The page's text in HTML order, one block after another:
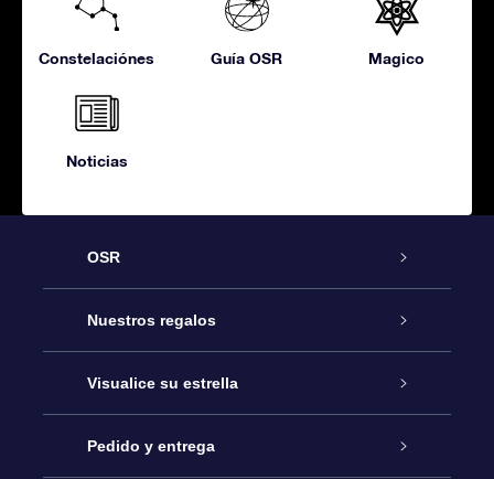
Constelaciónes Guía OSR Magico
Noticias
OSR
Atención
Contáctanos
Blog
Nuestros regalos
Regalo Estrella Online
Paquete de Regalo OSR
Visualice su estrella
Registro estelar
Pedido y entrega